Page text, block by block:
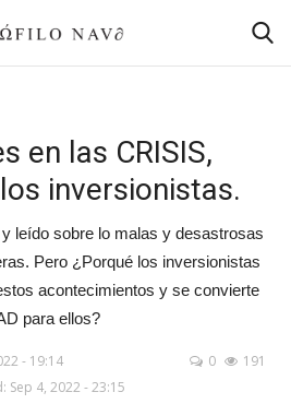
en las CRISIS,
inversionistas.
leído sobre lo malas y desastrosas
Pero ¿Porqué los inversionistas
acontecimientos y se convierte
para ellos?
- 19:14
Sep 4, 2022 - 23:15
0 191